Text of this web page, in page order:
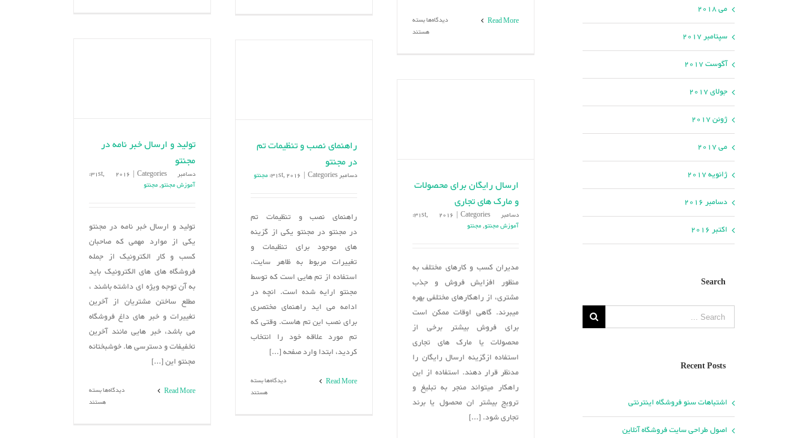
Read More دیدگاه‌هابرای
مدیریت
بسته
هستند
تولید و ارسال خبر نامه در
مجنتو
دسامبر 31st, 2016Categories:
آموزش مجنتو,مجنتو
تولید و ارسال خبر نامه در مجنتو
یکی از موارد مهمی که صاحبان
کسب و کار الکترونیک از جمله
فروشگاه های های الکترونیک باید
به آن توجه ویژه ای داشته باشند ،
مطلع ساختن مشتریان از آخرین
تغییرات و خبر های داغ فروشگاه
می باشد، خبر هایی مانند آخرین
تخفیفات و دسترسی ها. خوشبختانه
مجنتو این [...]
Read More دیدگاه‌هابرای
تولید
بسته
هستند
راهنمای نصب و تنظیمات تم
در مجنتو
دسامبر 31st, 2016Categories: مجنتو
راهنمای نصب و تنظیمات تم
در مجنتو در مجنتو یکی از گزینه
های موجود برای تنظیمات و
تغییرات مربوط به ظاهر سایت،
استفاده از تم هایی است که توسط
مجنتو ارایه شده است. انچه در
ادامه می اید راهنمای مختصری
برای نصب این تم هاست. وقتی که
تم مورد علاقه خود را انتخاب
کردید، ابتدا وارد صفحه [...]
Read More دیدگاه‌هابرای
راهنمای
بسته
هستند
ارسال رایگان برای محصولات
و مارک های تجاری
دسامبر 31st, 2016Categories:
آموزش مجنتو,مجنتو
مدیران کسب و کارهای مختلف به
منظور افزایش فروش و جذب
مشتری، از راهکارهای مختلفی بهره
میبرند. گاهی اوقات ممکن است
برای فروش بیشتر برخی از
محصولات یا مارک های تجاری
استفاده ازگزینه ارسال رایگان را
مدنظر قرار دهند. استفاده از این
راهکار میتواند منجر به تبلیغ و
ترویج بیشتر ان محصول یا برند
تجاری شود. [...]
می 2018
سپتامبر 2017
آگوست 2017
جولای 2017
ژوئن 2017
می 2017
ژانویه 2017
دسامبر 2016
اکتبر 2016
Search
Search
for:
Recent Posts
اشتباهات سئو فروشگاه اینترنتی
اصول طراحی سایت فروشگاه آنلاین